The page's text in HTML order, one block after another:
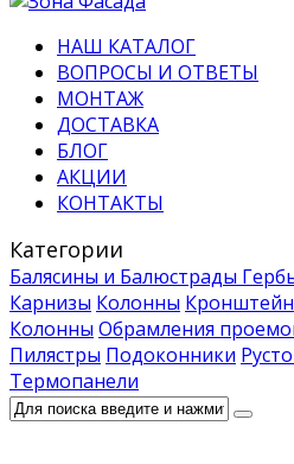
НАШ КАТАЛОГ
ВОПРОСЫ И ОТВЕТЫ
МОНТАЖ
ДОСТАВКА
БЛОГ
АКЦИИ
КОНТАКТЫ
Категории
Балясины и Балюстрады
Карнизы Колонны Кронштейн
Колонны Обрамления
Пилястры Подоконники
Термопанели